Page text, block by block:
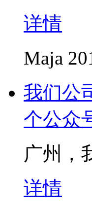
详情
Maja
我们公
个公众
广州，
详情